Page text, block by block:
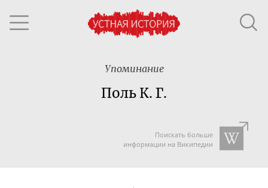
Упоминание
Поль К. Г.
Поискать больше
информации на Википедии